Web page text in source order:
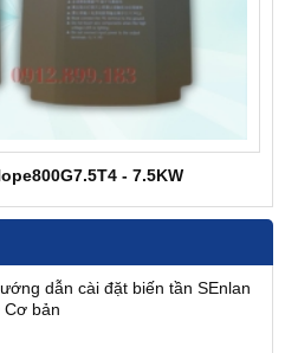
- 7.5KW
dẫn cài đặt biến tần SEnlan
Cơ bản